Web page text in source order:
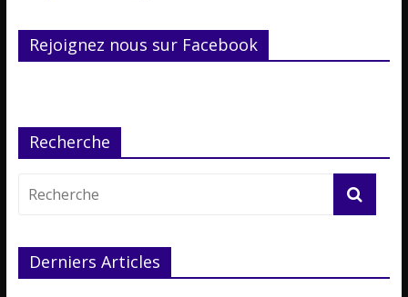
Rejoignez nous sur Facebook
Recherche
Derniers Articles